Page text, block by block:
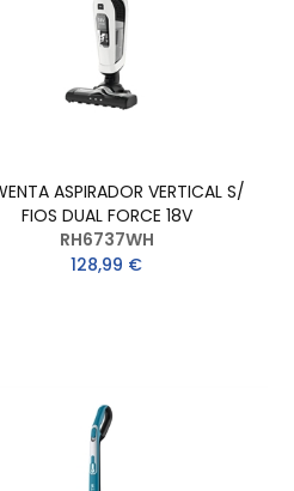
ASPIRADOR VERTICAL S/
FIOS DUAL FORCE 18V
RH6737WH
128,99 €